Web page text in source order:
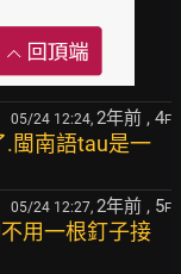
05/24 12:24, 2年前 , 4F
.閩南語tau是一
05/24 12:27, 2年前 , 5F
用一根釘子接